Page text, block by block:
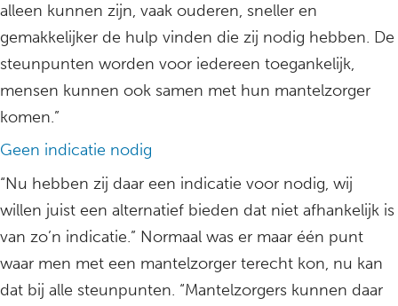
alleen kunnen zijn, vaak ouderen, sneller en
gemakkelijker de hulp vinden die zij nodig hebben. De
steunpunten worden voor iedereen toegankelijk,
mensen kunnen ook samen met hun mantelzorger
komen.”
Geen indicatie nodig
“Nu hebben zij daar een indicatie voor nodig, wij
willen juist een alternatief bieden dat niet afhankelijk is
van zo’n indicatie.” Normaal was er maar één punt
waar men met een mantelzorger terecht kon, nu kan
dat bij alle steunpunten. “Mantelzorgers kunnen daar